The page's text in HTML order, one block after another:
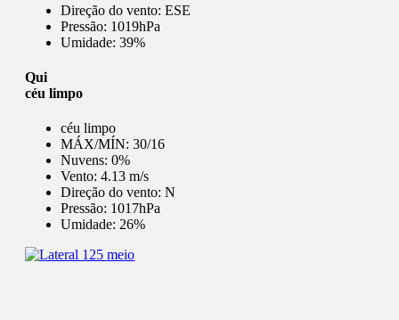
Direção do vento: ESE
Pressão: 1019hPa
Umidade: 39%
Qui
céu limpo
céu limpo
MÁX/MÍN: 30/16
Nuvens: 0%
Vento: 4.13 m/s
Direção do vento: N
Pressão: 1017hPa
Umidade: 26%